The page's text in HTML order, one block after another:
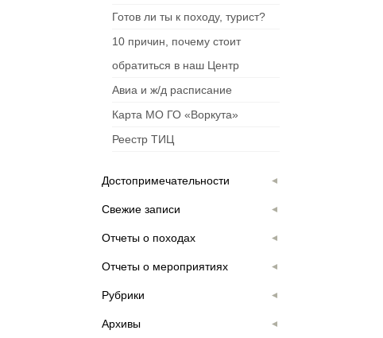
Готов ли ты к походу, турист?
10 причин, почему стоит
обратиться в наш Центр
Авиа и ж/д расписание
Карта МО ГО «Воркута»
Реестр ТИЦ
Достопримечательности
Свежие записи
Отчеты о походах
Отчеты о мероприятиях
Рубрики
Архивы